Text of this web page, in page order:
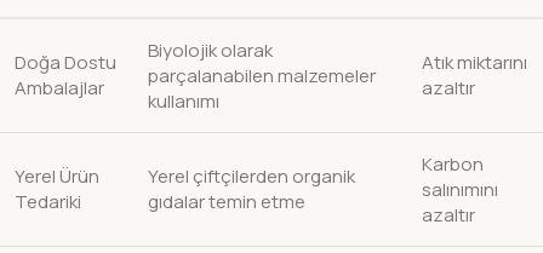
Doğa Dostu
Ambalajlar
Biyolojik olarak
parçalanabilen malzemeler
kullanımı
Atık miktarını
azaltır
Yerel Ürün
Tedariki
Yerel çiftçilerden organik
gıdalar temin etme
Karbon
salınımını
azaltır